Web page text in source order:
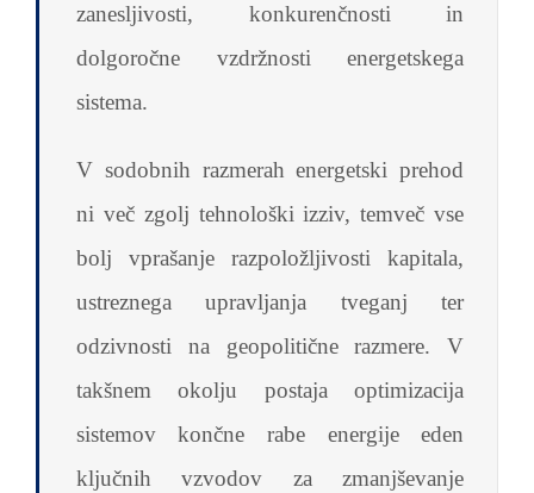
zanesljivosti, konkurenčnosti in
dolgoročne vzdržnosti energetskega
sistema.
V sodobnih razmerah energetski prehod
ni več zgolj tehnološki izziv, temveč vse
bolj vprašanje razpoložljivosti kapitala,
ustreznega upravljanja tveganj ter
odzivnosti na geopolitične razmere. V
takšnem okolju postaja optimizacija
sistemov končne rabe energije eden
ključnih vzvodov za zmanjševanje